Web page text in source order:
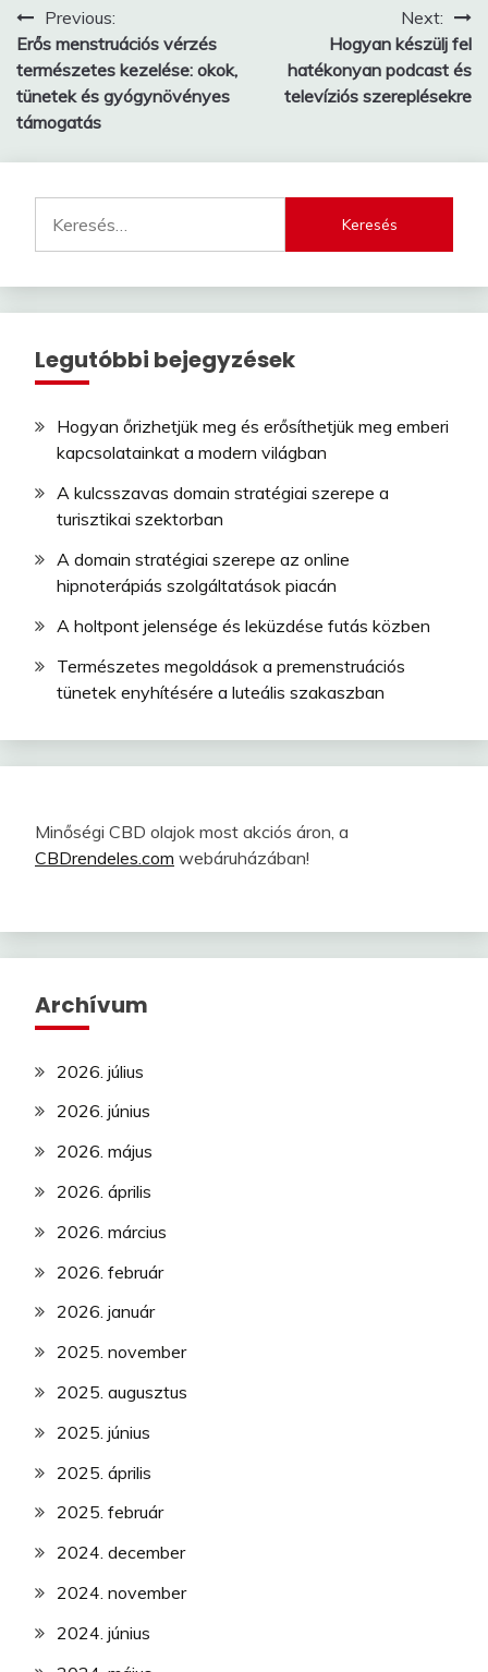
Bejegyzés
navigáció
Previous:
Erős menstruációs vérzés
természetes kezelése: okok,
tünetek és gyógynövényes
támogatás
Next:
Hogyan készülj fel
hatékonyan podcast és
televíziós szereplésekre
Legutóbbi bejegyzések
Hogyan őrizhetjük meg és erősíthetjük meg emberi
kapcsolatainkat a modern világban
A kulcsszavas domain stratégiai szerepe a
turisztikai szektorban
A domain stratégiai szerepe az online
hipnoterápiás szolgáltatások piacán
A holtpont jelensége és leküzdése futás közben
Természetes megoldások a premenstruációs
tünetek enyhítésére a luteális szakaszban
Minőségi CBD olajok most akciós áron, a
CBDrendeles.com webáruházában!
Archívum
2026. július
2026. június
2026. május
2026. április
2026. március
2026. február
2026. január
2025. november
2025. augusztus
2025. június
2025. április
2025. február
2024. december
2024. november
2024. június